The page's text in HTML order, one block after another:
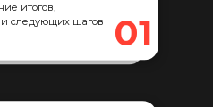
01
итогов,
и следующих шагов